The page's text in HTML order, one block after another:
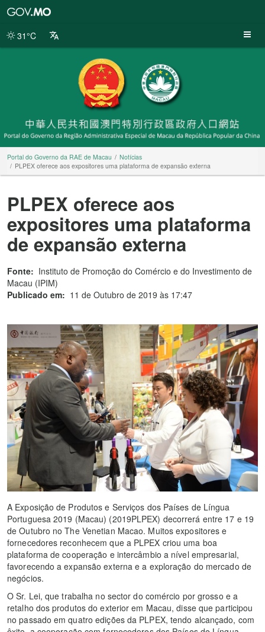
da
31°C
Portal do Governo da RAE de Macau
Notícias
PLPEX oferece aos expositores uma plataforma de expansão externa
PLPEX oferece aos
expositores uma plataforma
de expansão externa
Fonte: Instituto de Promoção do Comércio e do Investimento de
Macau (IPIM)
Publicado em: 11 de Outubro de 2019 às 17:47
A Exposição de Produtos e Serviços dos Países de Língua
Portuguesa 2019 (Macau) (2019PLPEX) decorrerá entre 17 e 19
de Outubro no The Venetian Macao. Muitos expositores e
fornecedores reconhecem que a PLPEX criou uma boa
plataforma de cooperação e intercâmbio a nível empresarial,
favorecendo a expansão externa e a exploração do mercado de
negócios.
O Sr. Lei, que trabalha no sector do comércio por grosso e a
retalho dos produtos do exterior em Macau, disse que participou
no passado em quatro edições da PLPEX, tendo alcançado, com